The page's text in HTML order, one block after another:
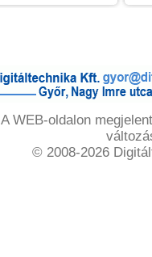
A WEB-oldalon
© 2008-2026